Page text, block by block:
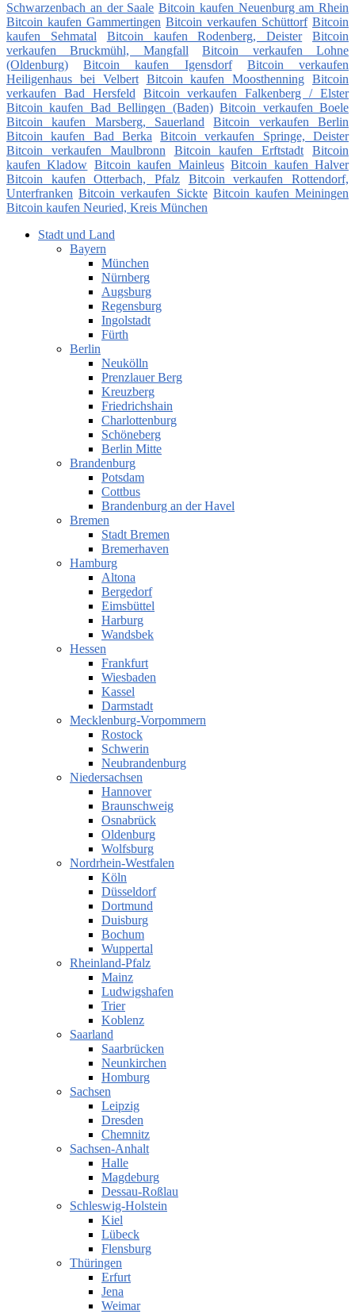
Schwarzenbach an der Saale Bitcoin kaufen Neuenburg am Rhein
Bitcoin kaufen Gammertingen Bitcoin verkaufen Schüttorf Bitcoin
kaufen Sehmatal
Bitcoin kaufen Rodenberg, Deister
Bitcoin
verkaufen Bruckmühl, Mangfall
Bitcoin verkaufen Lohne
(Oldenburg)
Bitcoin kaufen Igensdorf
Bitcoin verkaufen
Heiligenhaus bei Velbert
Bitcoin kaufen Moosthenning Bitcoin
verkaufen Bad Hersfeld
Bitcoin verkaufen Falkenberg / Elster
Bitcoin kaufen Bad Bellingen (Baden) Bitcoin verkaufen Boele
Bitcoin kaufen Marsberg, Sauerland
Bitcoin verkaufen Berlin
Bitcoin kaufen Bad Berka
Bitcoin verkaufen Springe, Deister
Bitcoin verkaufen Maulbronn
Bitcoin kaufen Erftstadt
Bitcoin
kaufen Kladow Bitcoin kaufen Mainleus Bitcoin kaufen Halver
Bitcoin kaufen Otterbach, Pfalz
Bitcoin verkaufen Rottendorf,
Unterfranken Bitcoin verkaufen Sickte Bitcoin kaufen Meiningen
Bitcoin kaufen Neuried, Kreis München
Stadt und Land
Bayern
München
Nürnberg
Augsburg
Regensburg
Ingolstadt
Fürth
Berlin
Neukölln
Prenzlauer Berg
Kreuzberg
Friedrichshain
Charlottenburg
Schöneberg
Berlin Mitte
Brandenburg
Potsdam
Cottbus
Brandenburg an der Havel
Bremen
Stadt Bremen
Bremerhaven
Hamburg
Altona
Bergedorf
Eimsbüttel
Harburg
Wandsbek
Hessen
Frankfurt
Wiesbaden
Kassel
Darmstadt
Mecklenburg-Vorpommern
Rostock
Schwerin
Neubrandenburg
Niedersachsen
Hannover
Braunschweig
Osnabrück
Oldenburg
Wolfsburg
Nordrhein-Westfalen
Köln
Düsseldorf
Dortmund
Duisburg
Bochum
Wuppertal
Rheinland-Pfalz
Mainz
Ludwigshafen
Trier
Koblenz
Saarland
Saarbrücken
Neunkirchen
Homburg
Sachsen
Leipzig
Dresden
Chemnitz
Sachsen-Anhalt
Halle
Magdeburg
Dessau-Roßlau
Schleswig-Holstein
Kiel
Lübeck
Flensburg
Thüringen
Erfurt
Jena
Weimar